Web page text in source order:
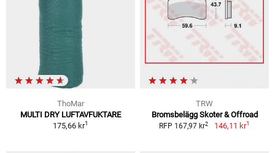
ThoMar
MULTI DRY LUFTAVFUKTARE
175,66 kr1
TRW
Bromsbelägg Skoter & Offroad
RFP 167,97 kr2 146,11 kr1